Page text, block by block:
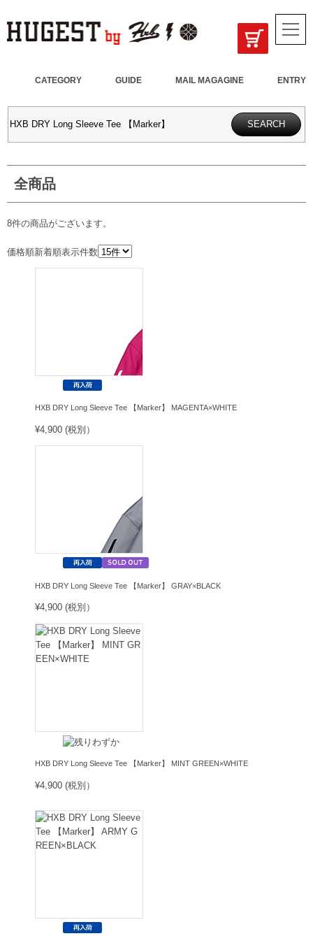
CATEGORY GUIDE MAIL MAGAGINE ENTRY
全商品
8件の商品がございます。
価格順新着順表示件数
HXB DRY Long Sleeve Tee 【Marker】 MAGENTA×WHITE
¥4,900 (税別）
HXB DRY Long Sleeve Tee 【Marker】 GRAY×BLACK
¥4,900 (税別）
HXB DRY Long Sleeve Tee 【Marker】 MINT GREEN×WHITE
¥4,900 (税別）